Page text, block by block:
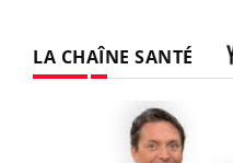
LA CHAÎNE SANTÉ